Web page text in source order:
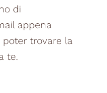
di
appena
poter trovare la
te.